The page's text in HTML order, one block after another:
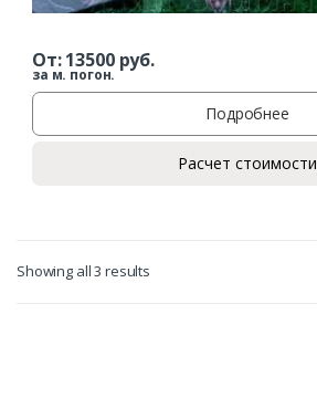
От:13500руб.
за м. погон.
Подробнее
Расчет стоимости
Showing all 3 results